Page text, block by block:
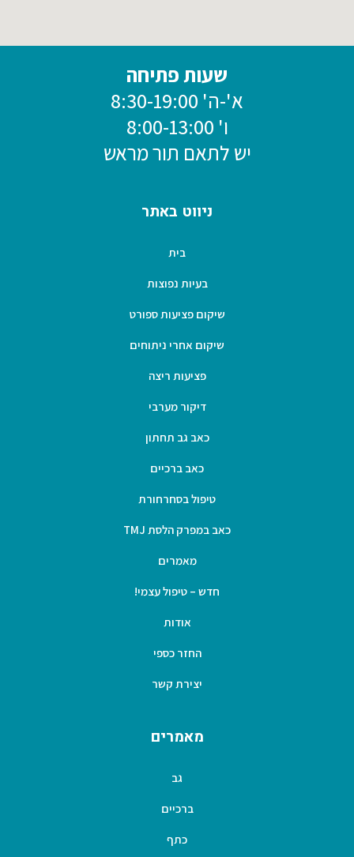
שעות פתיחה
א'-ה' 8:30-19:00
ו' 8:00-13:00
יש לתאם תור מראש
ניווט באתר
בית
בעיות נפוצות
שיקום פציעות ספורט
שיקום אחרי ניתוחים
פציעות ריצה
דיקור מערבי
כאב גב תחתון
כאב ברכיים
טיפול בסחרחורת
כאב במפרק הלסת TMJ
מאמרים
חדש – טיפול עצמי!
אודות
החזר כספי
יצירת קשר
מאמרים
גב
ברכיים
כתף